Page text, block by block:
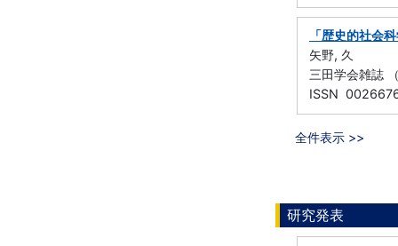
「歴史的社会
矢野, 久
三田学会雑誌
ISSN
全件表示 >>
研究発表